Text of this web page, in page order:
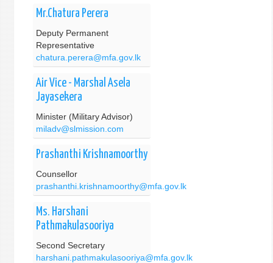
Mr.Chatura Perera
Deputy Permanent
Representative
chatura.perera@mfa.gov.lk
Air Vice - Marshal Asela
Jayasekera
Minister (Military Advisor)
miladv@slmission.com
Prashanthi Krishnamoorthy
Counsellor
prashanthi.krishnamoorthy@mfa.gov.lk
Ms. Harshani
Pathmakulasooriya
Second Secretary
harshani.pathmakulasooriya@mfa.gov.lk